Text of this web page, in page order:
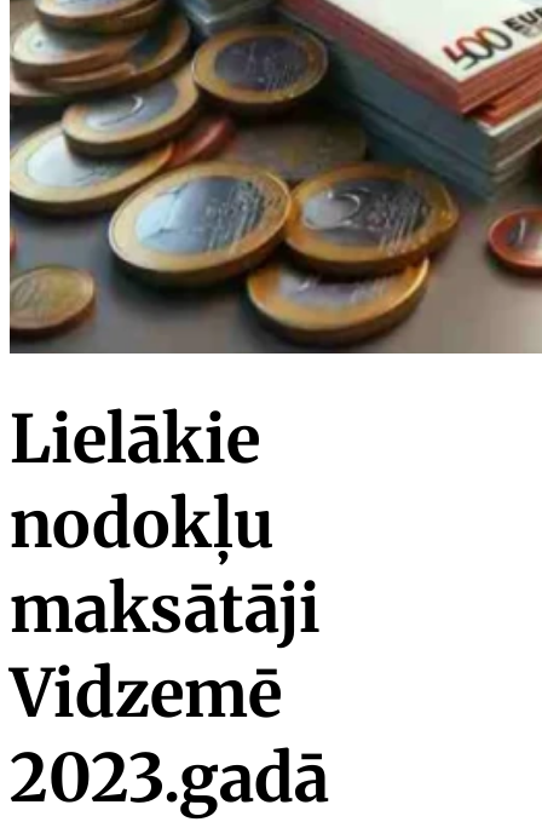
Lielākie
nodokļu
maksātāji
Vidzemē
2023.gadā